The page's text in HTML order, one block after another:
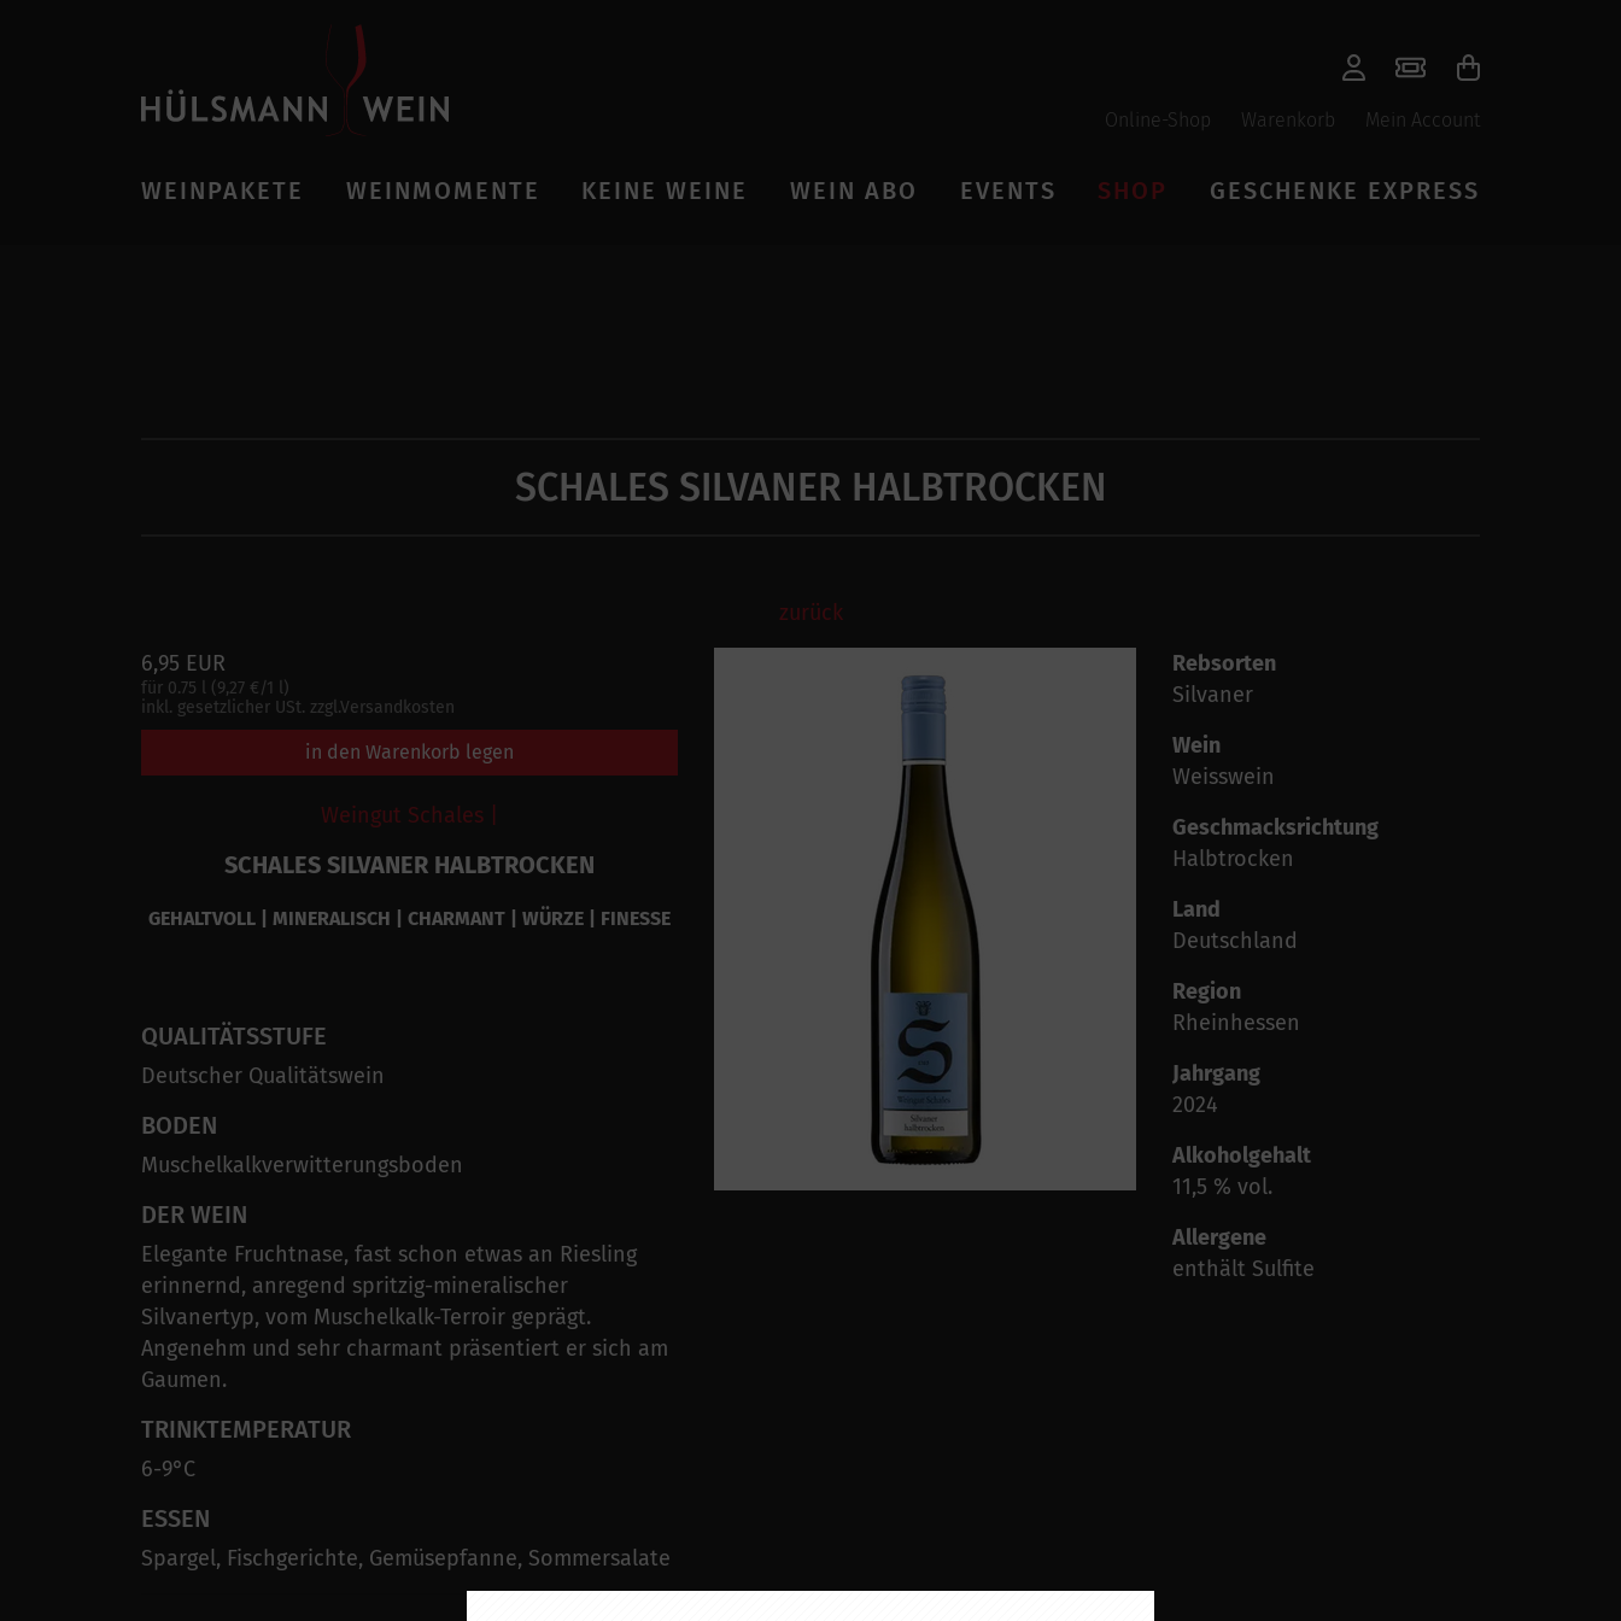
Online-Shop Warenkorb Mein Account
WEINPAKETE WEINMOMENTE KEINE WEINE WEIN ABO EVENTS SHOP GESCHENKE EXPRESS
SCHALES SILVANER HALBTROCKEN
zurück
6,95 EUR
für 0.75 l (9,27 €/1 l)
inkl. gesetzlicher USt. zzgl.Versandkosten
in den Warenkorb legen
Weingut Schales |
SCHALES SILVANER HALBTROCKEN
GEHALTVOLL | MINERALISCH | CHARMANT | WÜRZE | FINESSE
QUALITÄTSSTUFE
Deutscher Qualitätswein
BODEN
Muschelkalkverwitterungsboden
DER WEIN
Elegante Fruchtnase, fast schon etwas an Riesling
erinnernd, anregend spritzig-mineralischer
Silvanertyp, vom Muschelkalk-Terroir geprägt.
Angenehm und sehr charmant präsentiert er sich am
Gaumen.
TRINKTEMPERATUR
6-9°C
ESSEN
Spargel, Fischgerichte, Gemüsepfanne, Sommersalate
Rebsorten
Silvaner
Wein
Weisswein
Geschmacksrichtung
Halbtrocken
Land
Deutschland
Region
Rheinhessen
Jahrgang
2024
Alkoholgehalt
11,5 % vol.
Allergene
enthält Sulfite